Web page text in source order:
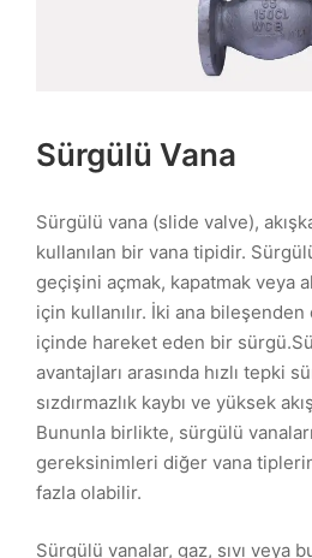
Sürgülü Vana
Sürgülü vana (slide valve),
kullanılan bir vana tipidir.
geçişini açmak, kapatmak veya
için kullanılır. İki ana
içinde hareket eden bir
avantajları arasında hızlı tepki
sızdırmazlık kaybı ve yüksek
Bununla birlikte, sürgülü
gereksinimleri diğer vana
fazla olabilir.
Sürgülü vanalar, gaz, sıvı veya